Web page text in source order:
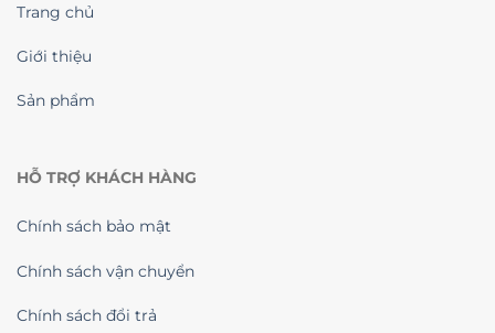
Trang chủ
Giới thiệu
Sản phẩm
HỖ TRỢ KHÁCH HÀNG
Chính sách bảo mật
Chính sách vận chuyển
Chính sách đổi trả